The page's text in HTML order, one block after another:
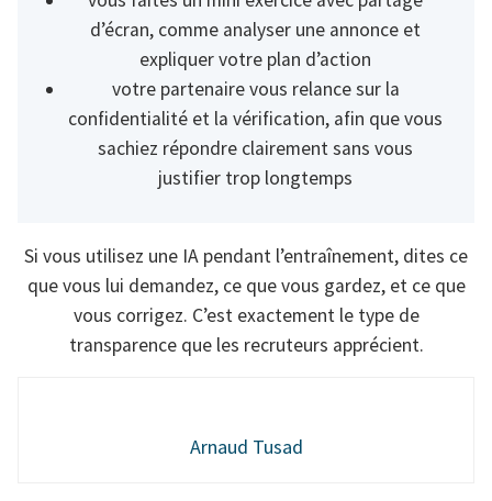
d’écran, comme analyser une annonce et
expliquer votre plan d’action
votre partenaire vous relance sur la
confidentialité et la vérification, afin que vous
sachiez répondre clairement sans vous
justifier trop longtemps
Si vous utilisez une IA pendant l’entraînement, dites ce
que vous lui demandez, ce que vous gardez, et ce que
vous corrigez. C’est exactement le type de
transparence que les recruteurs apprécient.
Arnaud Tusad